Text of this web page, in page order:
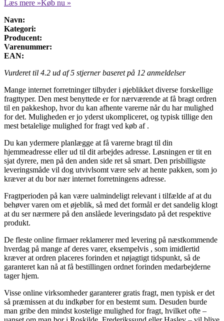
Læs mere »Køb nu »
Navn:
Kategori:
Producent:
Varenummer:
EAN:
Vurderet til 4.2 ud af 5 stjerner baseret på 12 anmeldelser
Mange internet forretninger tilbyder i øjeblikket diverse forskellige
fragttyper. Den mest benyttede er for nærværende at få bragt ordren
til en pakkeshop, hvor du kan afhente varerne når du har mulighed
for det. Muligheden er jo yderst ukompliceret, og typisk tillige den
mest betalelige mulighed for fragt ved køb af .
Du kan ydermere planlægge at få varerne bragt til din
hjemmeadresse eller ud til dit arbejdes adresse. Løsningen er tit en
sjat dyrere, men på den anden side ret så smart. Den prisbilligste
leveringsmåde vil dog utvivlsomt være selv at hente pakken, som jo
kræver at du bor nær internet forretningens adresse.
Fragtperioden på kan være ualmindeligt relevant i tilfælde af at du
behøver varen om et øjeblik, så med det formål er det sandelig klogt
at du ser nærmere på den anslåede leveringsdato på det respektive
produkt.
De fleste online firmaer reklamerer med levering på næstkommende
hverdag på mange af deres varer, eksempelvis , som imidlertid
kræver at ordren placeres forinden et nøjagtigt tidspunkt, så de
garanteret kan nå at få bestillingen ordnet forinden medarbejderne
tager hjem.
Visse online virksomheder garanterer gratis fragt, men typisk er det
så præmissen at du indkøber for en bestemt sum. Desuden burde
man gribe den mindst kostelige mulighed for fragt, hvilket ofte –